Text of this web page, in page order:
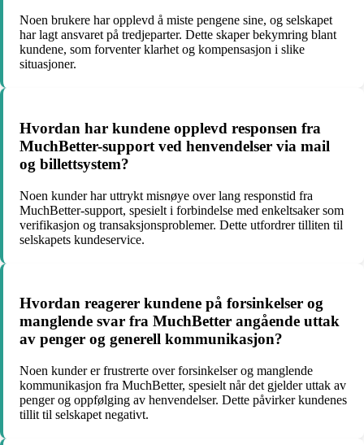
Noen brukere har opplevd å miste pengene sine, og selskapet
har lagt ansvaret på tredjeparter. Dette skaper bekymring blant
kundene, som forventer klarhet og kompensasjon i slike
situasjoner.
Hvordan har kundene opplevd responsen fra
MuchBetter-support ved henvendelser via mail
og billettsystem?
Noen kunder har uttrykt misnøye over lang responstid fra
MuchBetter-support, spesielt i forbindelse med enkeltsaker som
verifikasjon og transaksjonsproblemer. Dette utfordrer tilliten til
selskapets kundeservice.
Hvordan reagerer kundene på forsinkelser og
manglende svar fra MuchBetter angående uttak
av penger og generell kommunikasjon?
Noen kunder er frustrerte over forsinkelser og manglende
kommunikasjon fra MuchBetter, spesielt når det gjelder uttak av
penger og oppfølging av henvendelser. Dette påvirker kundenes
tillit til selskapet negativt.